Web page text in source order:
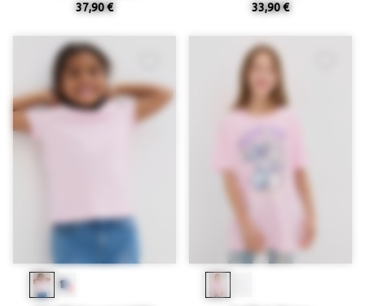
37,90 €
33,90 €